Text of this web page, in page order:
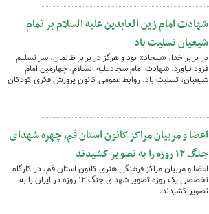
شهادت امام زین العابدین علیه السلام بر تمام
شیعیان تسلیت باد
در برابر خدا، «سجاد» بود و هرگز در برابر ظالمان، سر تسلیم
فرود نیاورد. شهادت امام سجادعلیه السلام، چهارمین امام
شیعیان، تسلیت باد. روابط عمومی کانون پرورش فکری کودکان
اعضا و مربیان مراکز کانون استان قم، چهره شهدای
جنگ ۱۲ روزه را به تصویر کشیدند
اعضا و مربیان مراکز فرهنگی هنری کانون استان قم، در کارگاه
تخصصی یک روزه تصویر شهدای جنگ ۱۲ روزه در ایران را به
تصویر کشیدند.